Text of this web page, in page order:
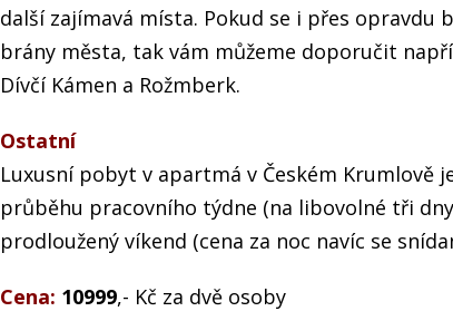
další zajímavá místa. Pokud se i přes
brány města, tak vám můžeme doporučit
Dívčí Kámen a Rožmberk.
Ostatní
Luxusní pobyt v apartmá v Českém Krumlově
průběhu pracovního týdne (na libovolné tři
prodloužený víkend (cena za noc navíc se
Cena: 10999,- Kč za dvě osoby